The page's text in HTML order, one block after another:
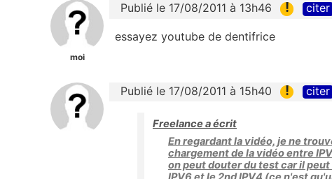
moi
Publié le 17/08/2011 à 13h46 ! citer
essayez youtube de dentifrice
Publié le 17/08/2011 à 15h40 ! citer
Freelance a écrit
En regardant la vidéo, je ne
chargement de la vidéo entre
on peut douter du test car il